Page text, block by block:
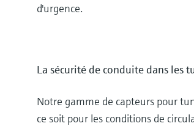
d'urgence.
La sécurité de conduite dans les
Notre gamme de capteurs pour
ce soit pour les conditions de